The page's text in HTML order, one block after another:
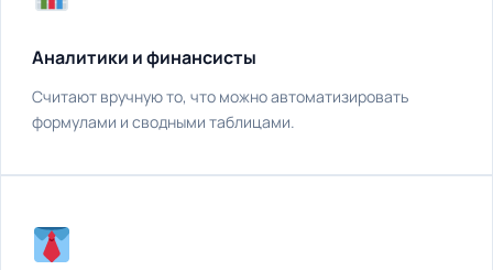
Аналитики и финансисты
Считают вручную то, что можно автоматизировать
формулами и сводными таблицами.